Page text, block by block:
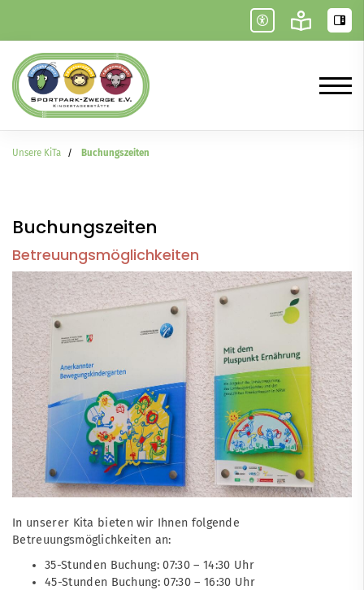
Unsere KiTa Buchungszeiten
Buchungszeiten
Betreuungsmöglichkeiten
In unserer Kita bieten wir Ihnen folgende
Betreuungsmöglichkeiten an:
35-Stunden Buchung: 07:30 – 14:30 Uhr
45-Stunden Buchung: 07:30 – 16:30 Uhr